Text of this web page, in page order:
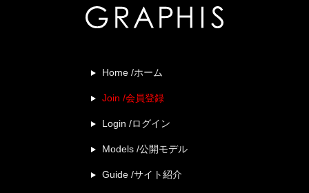
Home /ホーム
Join /会員登録
Login /ログイン
Models /公開モデル
Guide /サイト紹介